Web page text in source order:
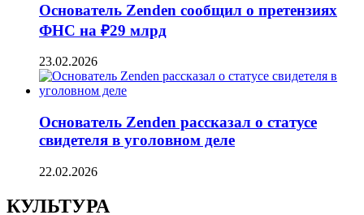
Основатель Zenden сообщил о претензиях
ФНС на ₽29 млрд
23.02.2026
Основатель Zenden рассказал о статусе
свидетеля в уголовном деле
22.02.2026
КУЛЬТУРА